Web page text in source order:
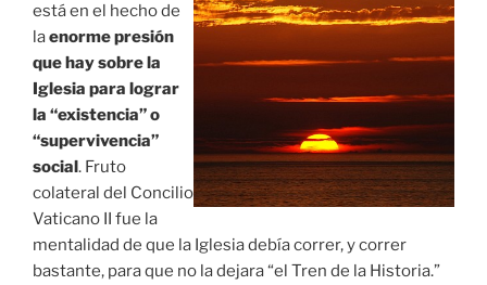
está en el hecho de
laenorme presión
que hay sobre la
Iglesia para lograr
la “existencia” o
“supervivencia”
social. Fruto
colateral del Concilio
Vaticano II fue la
mentalidad de que la Iglesia debía correr, y correr
bastante, para que no la dejara “el Tren de la Historia.”